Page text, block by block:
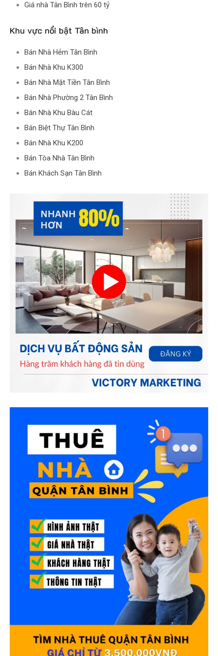
Giá nhà Tân Bình trên 60 tỷ
Khu vực nổi bật Tân bình
Bán Nhà Hẻm Tân Bình
Bán Nhà Khu K300
Bán Nhà Mặt Tiền Tân Bình
Bán Nhà Phường 2 Tân Bình
Bán Nhà Khu Bàu Cát
Bán Biệt Thự Tân Bình
Bán Nhà Khu K200
Bán Tòa Nhà Tân Bình
Bán Khách Sạn Tân Bình